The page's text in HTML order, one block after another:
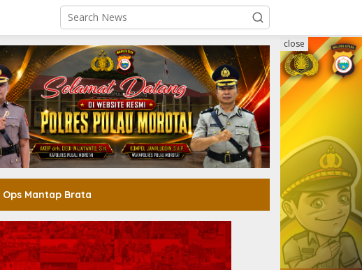
Ops Mantap Brata
close